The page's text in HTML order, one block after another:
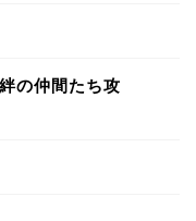
の仲間たち攻